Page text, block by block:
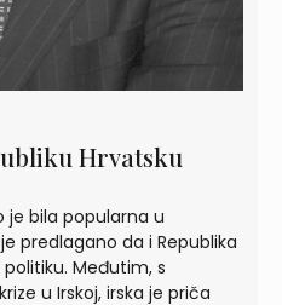
Hrvatsku
je bila popularna u
predlagano da i Republika
Međutim, s
u Irskoj, irska je priča